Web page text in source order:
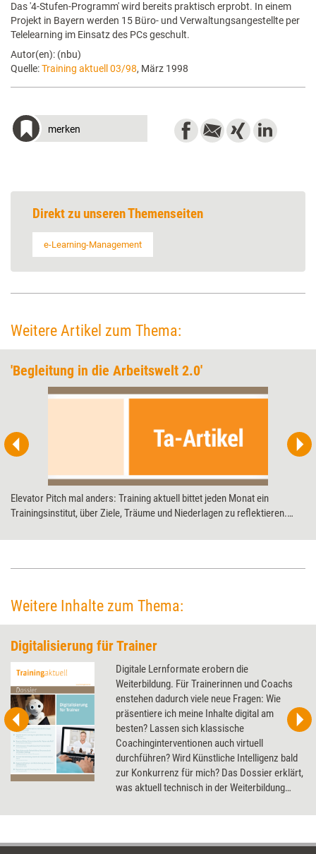
Das '4-Stufen-Programm' wird bereits praktisch erprobt. In einem
Projekt in Bayern werden 15 Büro- und Verwaltungsangestellte per
Telelearning im Einsatz des PCs geschult.
Autor(en): (nbu)
Quelle:Training aktuell 03/98, März 1998
merken
Direkt zu unseren Themenseiten
e-Learning-Management
Weitere Artikel zum Thema:
'Begleitung in die Arbeitswelt 2.0'
Elevator Pitch mal anders: Training aktuell bittet jeden Monat ein
Trainingsinstitut, über Ziele, Träume und Niederlagen zu reflektieren.
Weitere Inhalte zum Thema:
Digitalisierung für Trainer
Digitale Lernformate erobern die
Weiterbildung. Für Trainerinnen und Coachs
enstehen dadurch viele neue Fragen: Wie
präsentiere ich meine Inhalte digital am
besten? Lassen sich klassische
Coachinginterventionen auch virtuell
durchführen? Wird Künstliche Intelligenz bald
zur Konkurrenz für mich? Das Dossier erklärt,
was aktuell technisch in der Weiterbildung
die Zukunft.